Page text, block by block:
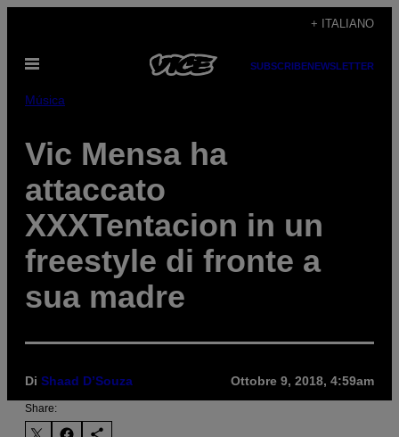
contenuto
+ ITALIANO
Apri
SUBSCRIBENEWSLETTER
Música
Vic Mensa ha
attaccato
XXXTentacion in un
freestyle di fronte a
sua madre
Di Shaad D’Souza Ottobre 9, 2018, 4:59am
Share: